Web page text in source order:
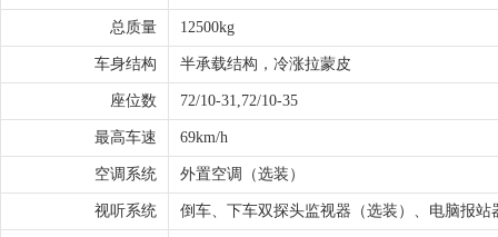
总质量 12500kg
车身结构 半承载结构，冷涨拉蒙皮
座位数 72/10-31,72/10-35
最高车速 69km/h
空调系统 外置空调（选装）
视听系统 倒车、下车双探头监视器（选装）、电脑报站